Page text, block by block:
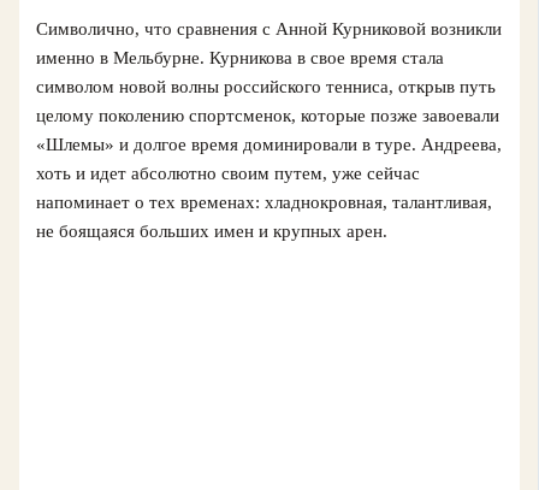
Символично, что сравнения с Анной Курниковой возникли
именно в Мельбурне. Курникова в свое время стала
символом новой волны российского тенниса, открыв путь
целому поколению спортсменок, которые позже завоевали
«Шлемы» и долгое время доминировали в туре. Андреева,
хоть и идет абсолютно своим путем, уже сейчас
напоминает о тех временах: хладнокровная, талантливая,
не боящаяся больших имен и крупных арен.